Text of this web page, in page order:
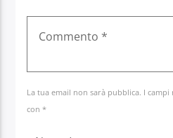
La tua email non sarà pubblica. I
con *